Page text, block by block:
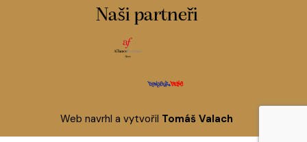
Naši partneři
Web navrhl a vytvořil Tomáš Valach